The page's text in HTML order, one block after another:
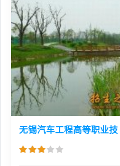
无锡汽车工程高等职业技